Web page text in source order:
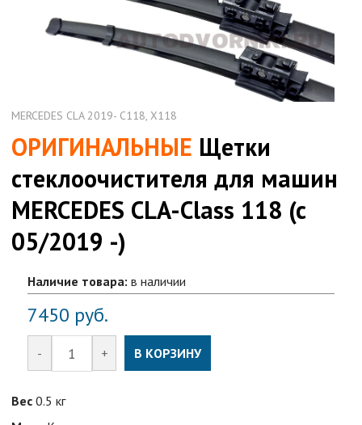
MERCEDES CLA 2019- C118, X118
ОРИГИНАЛЬНЫЕ Щетки
стеклоочистителя для машин
MERCEDES CLA-Class 118 (c
05/2019 -)
Наличие товара: в наличии
7450 руб.
- + В КОРЗИНУ
Вес 0.5 кг